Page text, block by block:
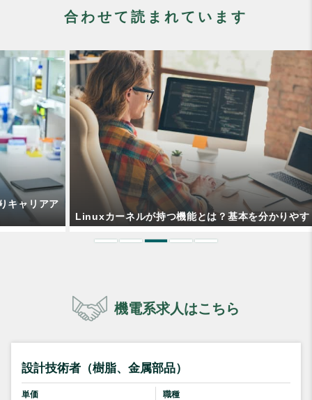
合わせて読まれています
Linuxカーネルが持つ機能とは？基本を分かりやすく解説！
機電系求人はこちら
設計技術者（樹脂、金属部品）
単価
職種